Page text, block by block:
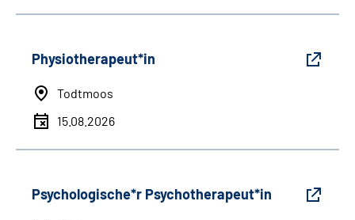
Physiotherapeut*in
Todtmoos
15.08.2026
Psychologische*r Psychotherapeut*in